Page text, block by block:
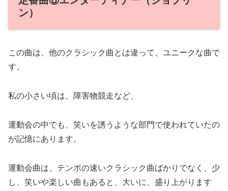
ン）
この曲は、他のクラシック曲とは違って、ユニークな曲で
す。
私の小さい頃は、障害物競走など、
運動会の中でも、笑いを誘うような部門で使われていたの
が記憶にあります。
運動会曲は、テンポの速いクラシック曲ばかりでなく、少
し、笑いや楽しい曲もあると、大いに、盛り上がります